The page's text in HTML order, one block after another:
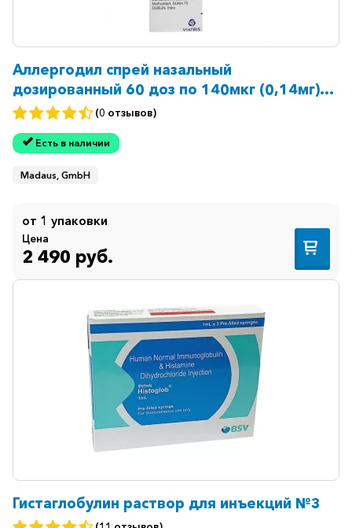
Аллергодил спрей назальный
дозированный 60 доз по 140мкг (0,14мг)
Европа 10мл(0 отзывов)
Есть в наличии
Madaus, GmbH
от 1 упаковки
Цена
2 490 руб.
Гистаглобулин раствор для инъекций №3